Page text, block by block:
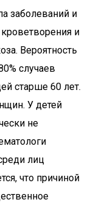
заболеваний и
и
Вероятность
случаев
старше 60 лет.
У детей
не
лиц
что причиной